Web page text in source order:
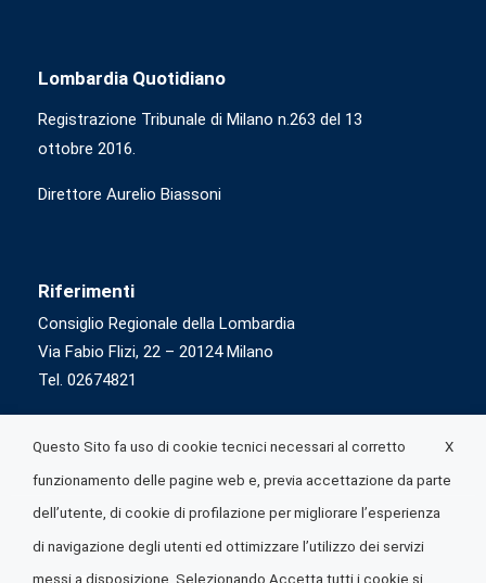
Lombardia Quotidiano
Registrazione Tribunale di Milano n.263 del 13
ottobre 2016.
Direttore Aurelio Biassoni
Riferimenti
Consiglio Regionale della Lombardia
Via Fabio Flizi, 22 – 20124 Milano
Tel. 02674821
X
Questo Sito fa uso di cookie tecnici necessari al corretto
funzionamento delle pagine web e, previa accettazione da parte
dell’utente, di cookie di profilazione per migliorare l’esperienza
di navigazione degli utenti ed ottimizzare l’utilizzo dei servizi
messi a disposizione. Selezionando Accetta tutti i cookie si